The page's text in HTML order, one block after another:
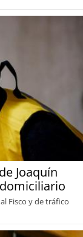
Joaquín
Fisco y de tráfico